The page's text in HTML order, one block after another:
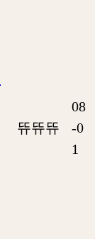
뜌뜌뜌
08
-0
1